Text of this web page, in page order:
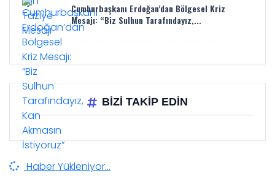
Cumhurbaşkanı Erdoğan’dan Bölgesel Kriz
Mesajı: “Biz Sulhun Tarafındayız,...
BİZİ TAKİP EDİN
Haber Yükleniyor...